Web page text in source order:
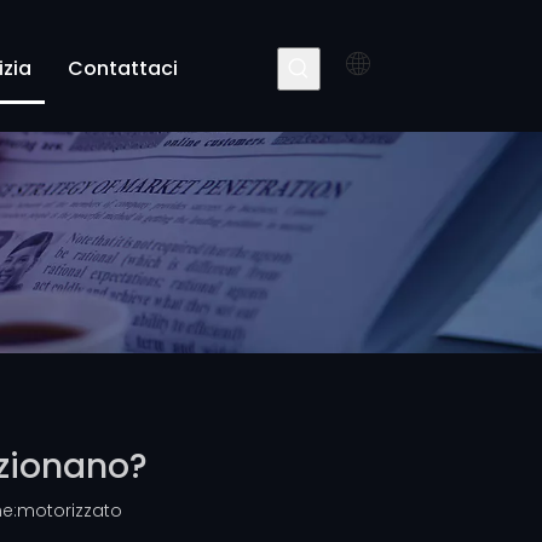
Contattaci
motorizzato